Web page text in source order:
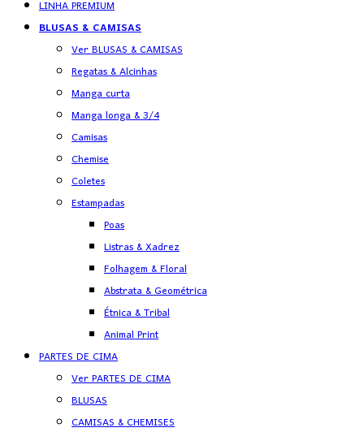
LINHA PREMIUM
BLUSAS & CAMISAS
Ver BLUSAS & CAMISAS
Regatas & Alcinhas
Manga curta
Manga longa & 3/4
Camisas
Chemise
Coletes
Estampadas
Poas
Listras & Xadrez
Folhagem & Floral
Abstrata & Geométrica
Étnica & Tribal
Animal Print
PARTES DE CIMA
Ver PARTES DE CIMA
BLUSAS
CAMISAS & CHEMISES